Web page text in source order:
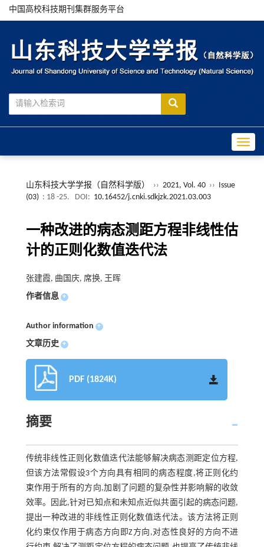
中国高校科技期刊集群服务平台
山东科技大学学报（自然科学版） ›› 2021, Vol. 40 ›› Issue
(03) : 18 -25. DOI: 10.16452/j.cnki.sdkjzk.2021.03.003
一种改进的病态测距方程非线性估
计的正则化数值迭代法
张建霞, 曲国庆, 席换, 王晖
作者信息 +
Author information +
文章历史 +
PDF (1824K)
摘要
传统非线性正则化数值迭代法能够解决病态测距定位方程,
但该方法常假设3个方向具有相同的病态程度,将正则化约
束作用于所有的方向,加剧了问题的复杂性并影响解的收敛
效率。因此,针对已知点和未知点近似共面引起的病态问题,
提出一种改进的非线性正则化数值迭代法。该方法将正则
化约束仅作用于病态方向即Z方向,对态性良好的方向不进